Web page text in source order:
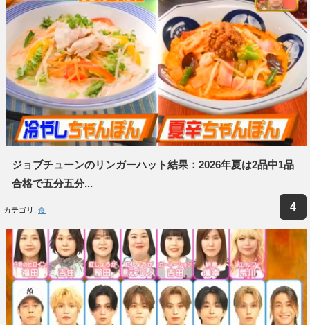
ジョブチューンのリンガーハット結果：2026年夏は2品中1品
合格で五分五分...
カテゴリ: 食